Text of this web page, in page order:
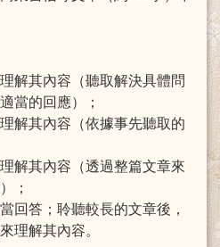
解其內容（聽取解決具體問
當的回應）；
解其內容（依據事先聽取的
解其內容（透過整篇文章來
；
回答；聆聽較長的文章後，
理解其內容。